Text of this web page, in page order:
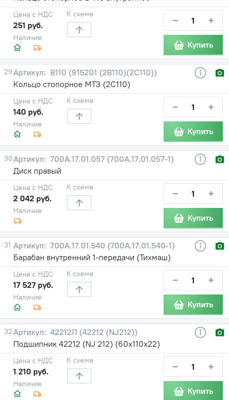
Наличие
Цена с НДС
251 руб.
К схеме − +
Купить
29
В110 (915201 (2В110)(2С110))
Кольцо стопорное МТЗ (2С110)
Наличие
Цена с НДС
140 руб.
К схеме − +
Купить
30
700А.17.01.057 (700А.17.01.057-1)
Диск правый
Наличие
Цена с НДС
2 042 руб.
К схеме − +
Купить
31
700А.17.01.540 (700А.17.01.540-1)
Барабан внутренний 1-передачи (Тихмаш)
Наличие
Цена с НДС
17 527 руб.
К схеме − +
Купить
32
42212Л (42212 (NJ212))
Подшипник 42212 (NJ 212) (60х110х22)
Наличие
Цена с НДС
1 210 руб.
К схеме − +
Купить